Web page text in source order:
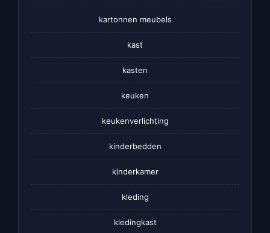
kartonnen meubels
kast
kasten
keuken
keukenverlichting
kinderbedden
kinderkamer
kleding
kledingkast